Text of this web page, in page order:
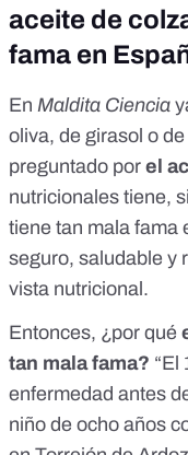
aceite de
fama en
En Maldita Ciencia
oliva, de girasol o
preguntado por el
nutricionales tiene,
tiene tan mala fama
seguro, saludable y
vista nutricional.
Entonces, ¿por qué
tan mala fama? “El
enfermedad antes
niño de ocho años